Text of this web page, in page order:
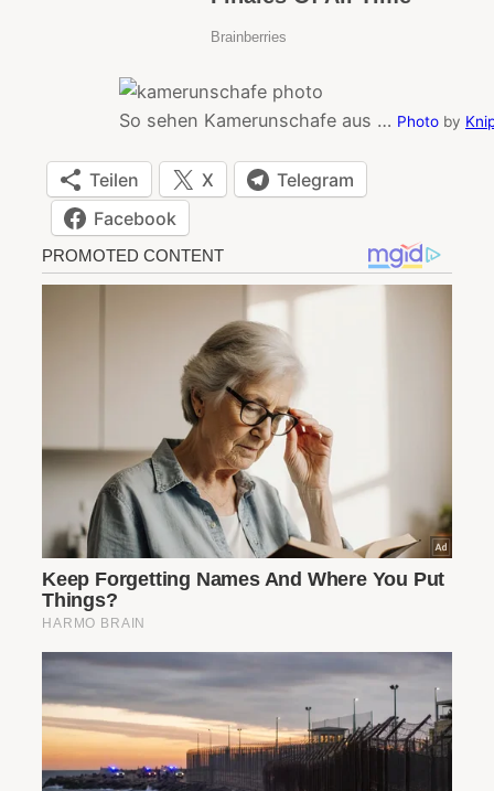
So sehen Kamerunschafe aus … Photo by
Teilen X
Telegram
Facebook